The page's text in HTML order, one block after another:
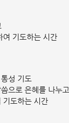
여 기도하는 시간
성 기도
으로 은혜를 나누고,
기도하는 시간